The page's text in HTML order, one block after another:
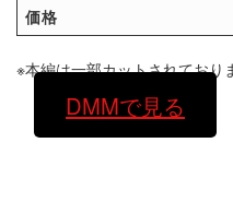
価格
※本編は一部カットされており
DMMで見る